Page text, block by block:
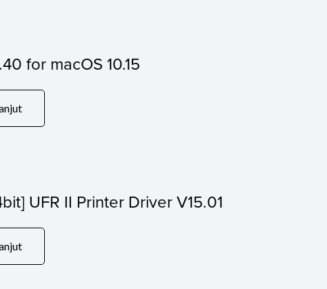
for macOS 10.15
UFR II Printer Driver V15.01